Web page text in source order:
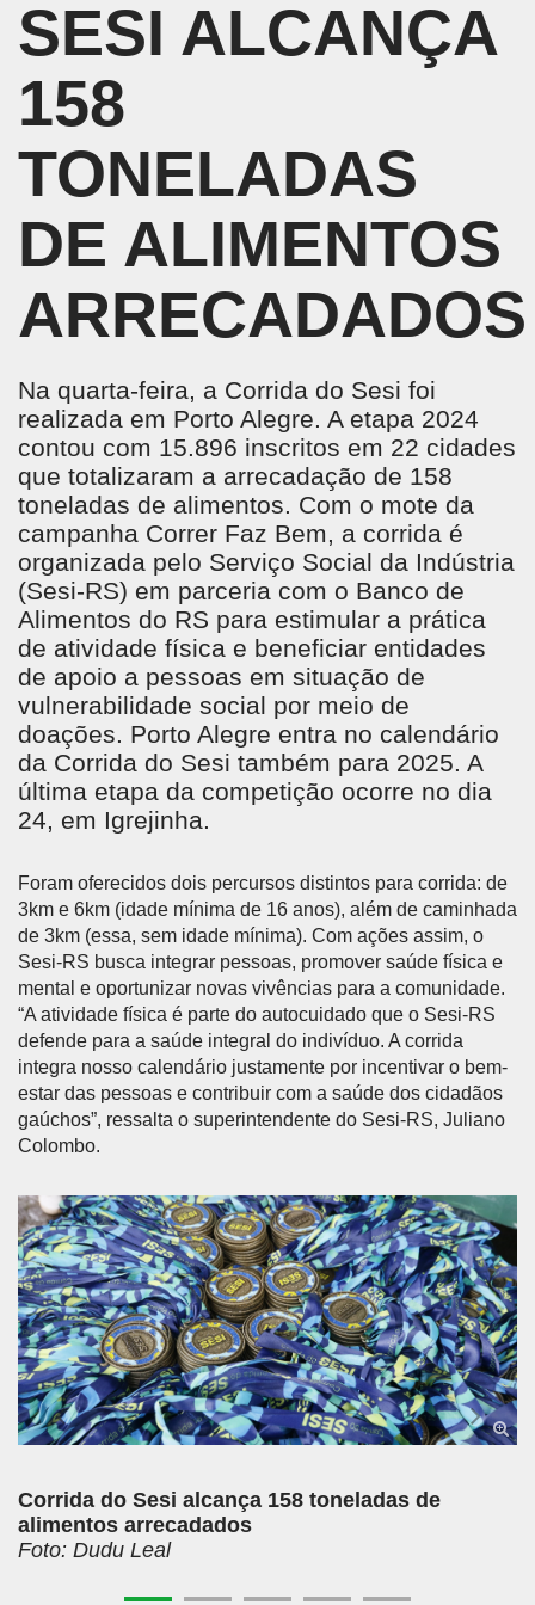
SESI ALCANÇA
158
TONELADAS
DE ALIMENTOS
ARRECADADOS
Na quarta-feira, a Corrida do Sesi foi
realizada em Porto Alegre. A etapa 2024
contou com 15.896 inscritos em 22 cidades
que totalizaram a arrecadação de 158
toneladas de alimentos. Com o mote da
campanha Correr Faz Bem, a corrida é
organizada pelo Serviço Social da Indústria
(Sesi-RS) em parceria com o Banco de
Alimentos do RS para estimular a prática
de atividade física e beneficiar entidades
de apoio a pessoas em situação de
vulnerabilidade social por meio de
doações. Porto Alegre entra no calendário
da Corrida do Sesi também para 2025. A
última etapa da competição ocorre no dia
24, em Igrejinha.
Foram oferecidos dois percursos distintos para corrida: de
3km e 6km (idade mínima de 16 anos), além de caminhada
de 3km (essa, sem idade mínima). Com ações assim, o
Sesi-RS busca integrar pessoas, promover saúde física e
mental e oportunizar novas vivências para a comunidade.
“A atividade física é parte do autocuidado que o Sesi-RS
defende para a saúde integral do indivíduo. A corrida
integra nosso calendário justamente por incentivar o bem-
estar das pessoas e contribuir com a saúde dos cidadãos
gaúchos”, ressalta o superintendente do Sesi-RS, Juliano
Colombo.
Corrida do Sesi alcança 158 toneladas de
alimentos arrecadados
Foto: Dudu Leal
Anterior